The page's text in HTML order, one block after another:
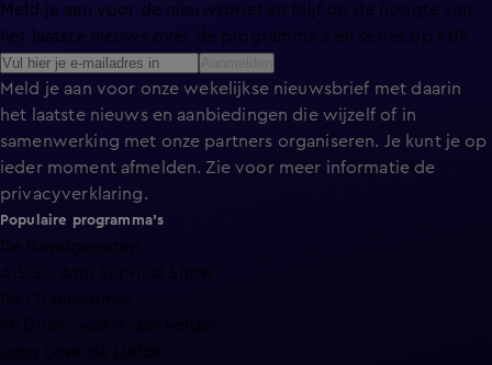
Meld je aan voor de nieuwsbrief en blijf op de hoogte van
het laatste nieuws over de programma’s en series op KIJK.
Meld je aan voor onze wekelijkse nieuwsbrief met daarin
het laatste nieuws en aanbiedingen die wijzelf of in
samenwerking met onze partners organiseren. Je kunt je op
ieder moment afmelden. Zie voor meer informatie de
privacyverklaring.
Populaire programma's
De Bondgenoten
A.S.S. - Anti Survival Show
De Oranjezomer
Mi Dushi: wat is dan liefde?
Lang Leve de Liefde